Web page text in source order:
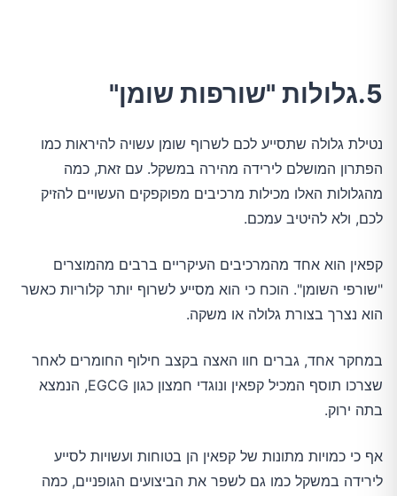
5.גלולות "שורפות שומן"
נטילת גלולה שתסייע לכם לשרוף שומן עשויה להיראות כמו
הפתרון המושלם לירידה מהירה במשקל. עם זאת, כמה
מהגלולות האלו מכילות מרכיבים מפוקפקים העשויים להזיק
לכם, ולא להיטיב עמכם.
קפאין הוא אחד מהמרכיבים העיקריים ברבים מהמוצרים
"שורפי השומן". הוכח כי הוא מסייע לשרוף יותר קלוריות כאשר
הוא נצרך בצורת גלולה או משקה.
במחקר אחד, גברים חוו האצה בקצב חילוף החומרים לאחר
שצרכו תוסף המכיל קפאין ונוגדי חמצון כגון EGCG, הנמצא
בתה ירוק.
אף כי כמויות מתונות של קפאין הן בטוחות ועשויות לסייע
לירידה במשקל כמו גם לשפר את הביצועים הגופניים, כמה